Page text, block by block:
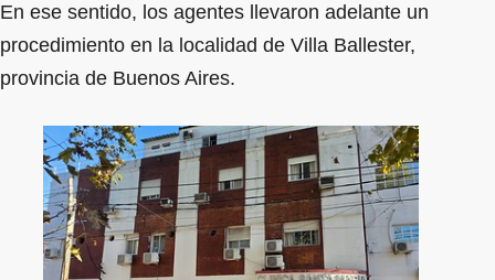
En ese sentido, los agentes llevaron adelante un
procedimiento en la localidad de Villa Ballester,
provincia de Buenos Aires.